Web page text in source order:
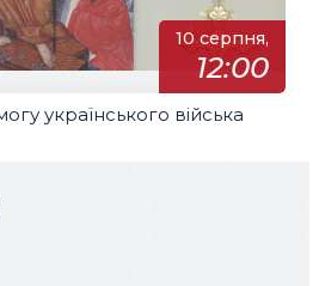
10 серпня,
12:00
українського війська